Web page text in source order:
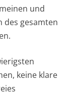
und
des gesamten
keine klare